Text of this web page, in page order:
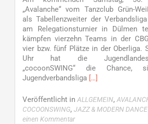
dabei
„Avalanche“ vom Tanzclub Grün-
als Tabellenzweiter der
am Relegationsturnier in Dülmen
kämpfen vierzehn Teams in der
vier bzw. fünf Plätze in der Oberliga.
Uhr hat die
„cocoonSWING“ die
Jugendverbandsliga Read
about
Avalanche
[…]
Veröffentlicht in ALLGEMEIN,
COCOONSWING, JAZZ & MODERN DANCE
einen Kommentar